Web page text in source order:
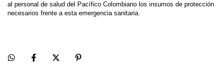
al personal de salud del Pacífico Colombiano los insumos de protección
necesarios frente a esta emergencia sanitaria.